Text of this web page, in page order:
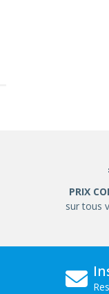
PRIX
sur tous